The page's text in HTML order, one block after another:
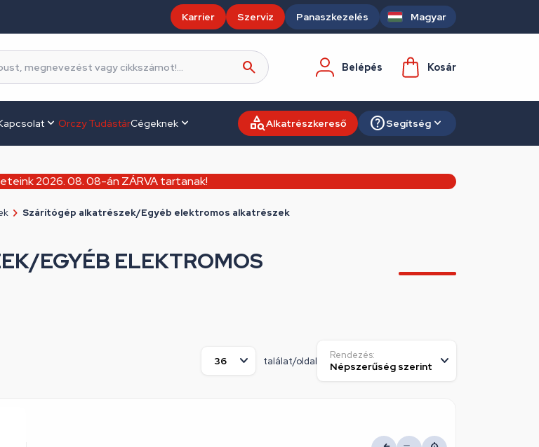
Karrier Szerviz Panaszkezelés Magyar
Belépés Kosár
Orczy TudástárCégeknek Alkatrészkereső Segítség
2026. 08. 08-án ZÁRVA tartanak!
Szárítógép alkatrészek/Egyéb elektromos alkatrészek
EGYÉB ELEKTROMOS
találat/oldal
Rendezés: